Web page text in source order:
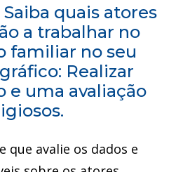
Saiba quais atores
a trabalhar no
familiar no seu
Realizar
e uma avaliação
que avalie os dados e